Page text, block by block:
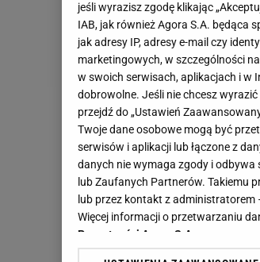
jeśli wyrazisz zgodę klikając
IAB, jak również Agora S.A. będąca
jak adresy IP, adresy e-mail czy
marketingowych, w szczególności
w swoich serwisach, aplikacjach i w
dobrowolne. Jeśli nie chcesz
przejdź do „Ustawień
Twoje dane osobowe mogą być
serwisów i aplikacji lub łączone z
danych nie wymaga zgody i odbywa
lub Zaufanych Partnerów. Takiemu
lub przez kontakt z
Więcej informacji o przetwarzaniu
Prywatności Agora S.A.